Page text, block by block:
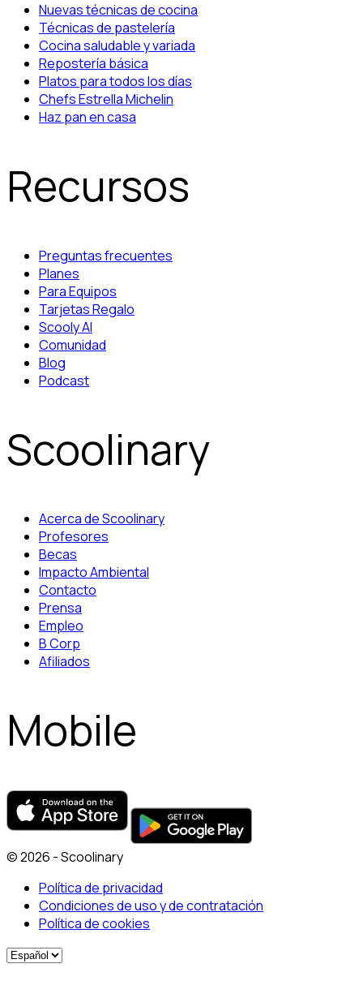
Nuevas técnicas de cocina
Técnicas de pastelería
Cocina saludable y variada
Repostería básica
Platos para todos los días
Chefs Estrella Michelin
Haz pan en casa
Recursos
Preguntas frecuentes
Planes
Para Equipos
Tarjetas Regalo
Scooly AI
Comunidad
Blog
Podcast
Scoolinary
Acerca de Scoolinary
Profesores
Becas
Impacto Ambiental
Contacto
Prensa
Empleo
B Corp
Afiliados
Mobile
© 2026 - Scoolinary
Política de privacidad
Condiciones de uso y de contratación
Política de cookies